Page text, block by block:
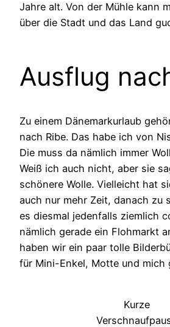
Jahre alt. Von der Mühle kann
über die Stadt und das Land
Ausflug
Zu einem Dänemarkurlaub
nach Ribe. Das habe ich von
Die muss da nämlich immer
Weiß ich auch nicht, aber sie
schönere Wolle. Vielleicht hat
auch nur mehr Zeit, danach zu
es diesmal jedenfalls ziemlich
nämlich gerade ein Flohmarkt
haben wir ein paar tolle
für Mini-Enkel, Motte und mich
Kurze